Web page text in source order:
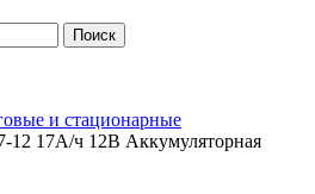
Поиск
и стационарные
12 17А/ч 12В Аккумуляторная